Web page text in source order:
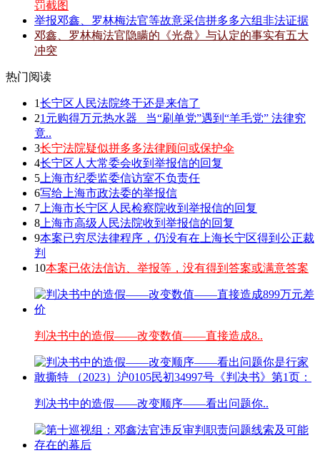
罚截图
举报邓鑫、罗林梅法官等故意采信拼多多六组非法证据
邓鑫、罗林梅法官隐瞒的《光盘》与认定的事实有五大
冲突
热门阅读
1长宁区人民法院终于还是来信了
21元购得万元热水器 _当“刷单党”遇到“羊毛党” 法律究
竟..
3长宁法院疑似拼多多法律顾问或保护伞
4长宁区人大常委会收到举报信的回复
5 上海市纪委监委信访室不负责任
6写给上海市政法委的举报信
7 上海市长宁区人民检察院收到举报信的回复
8 上海市高级人民法院收到举报信的回复
9本案已穷尽法律程序，仍没有在上海长宁区得到公正裁
判
10本案已依法信访、举报等，没有得到答案或满意答案
判决书中的造假——改变数值——直接造成8..
判决书中的造假——改变顺序——看出问题你..